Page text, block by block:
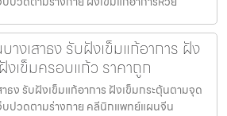
งเสาธง รับฝังเข็มแก้อาการ ฝัง
เข็มครอบแก้ว ราคาถูก
ง รับฝังเข็มแก้อาการ ฝังเข็มกระตุ้นตามจุด
จ็บปวดตามร่างกาย คลีนิกแพทย์แผนจีน